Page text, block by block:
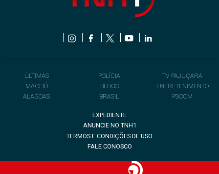
ÚLTIMAS
MACEIÓ
ALAGOAS
POLÍCIA
BLOGS
BRASIL
TV PAJUÇARA
ENTRETENIMENTO
PSCOM
EXPEDIENTE
ANUNCIE NO TNH1
TERMOS E CONDIÇÕES DE USO
FALE CONOSCO